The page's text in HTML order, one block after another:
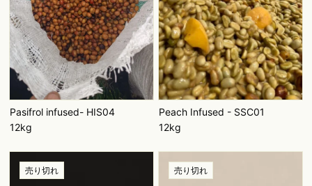
Pasifrol infused- HIS04
12kg
Peach Infused - SSC01
12kg
売り切れ 売り切れ